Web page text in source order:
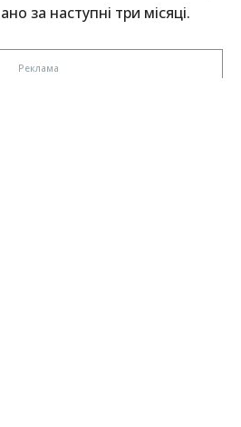
за наступні три місяці.